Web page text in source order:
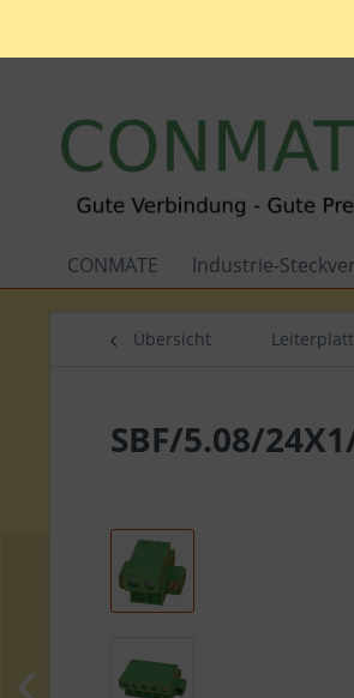
CONMATE Industrie-
Übersicht
SBF/5.08/